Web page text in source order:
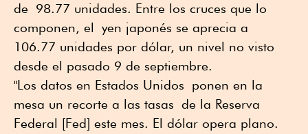
de 98.77 unidades. Entre los cruces que lo
componen, el yen japonés se aprecia a
106.77 unidades por dólar, un nivel no visto
desde el pasado 9 de septiembre.
"Los datos en Estados Unidos ponen en la
mesa un recorte a las tasas de la Reserva
Federal [Fed] este mes. El dólar opera plano.